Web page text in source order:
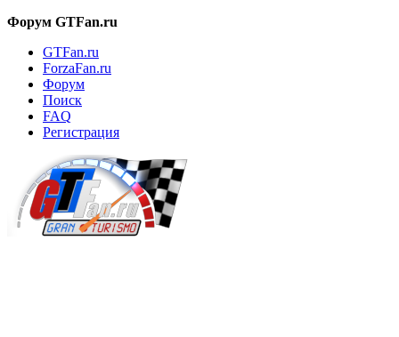
Форум GTFan.ru
GTFan.ru
ForzaFan.ru
Форум
Поиск
FAQ
Регистрация